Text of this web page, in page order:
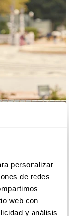
personalizar
de redes
web con
y análisis